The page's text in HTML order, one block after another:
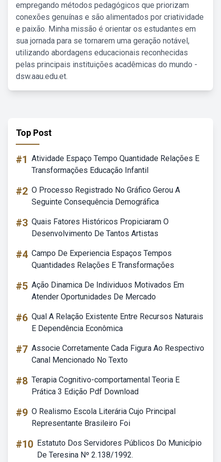
empregando métodos pedagógicos que priorizam
conexões genuínas e são alimentados por criatividade
e paixão. Minha missão é orientar os estudantes em
sua jornada para se tornarem uma geração notável,
utilizando abordagens educacionais reconhecidas
pelas principais instituições acadêmicas do mundo -
dsw.aau.edu.et.
Top Post
#1 Atividade Espaço Tempo Quantidade Relações E
Transformações Educação Infantil
#2 O Processo Registrado No Gráfico Gerou A
Seguinte Consequência Demográfica
#3 Quais Fatores Históricos Propiciaram O
Desenvolvimento De Tantos Artistas
#4 Campo De Experiencia Espaços Tempos
Quantidades Relações E Transformações
#5 Ação Dinamica De Individuos Motivados Em
Atender Oportunidades De Mercado
#6 Qual A Relação Existente Entre Recursos Naturais
E Dependência Econômica
#7 Associe Corretamente Cada Figura Ao Respectivo
Canal Mencionado No Texto
#8 Terapia Cognitivo-comportamental Teoria E
Prática 3 Edição Pdf Download
#9 O Realismo Escola Literária Cujo Principal
Representante Brasileiro Foi
#10 Estatuto Dos Servidores Públicos Do Município
De Teresina Nº 2.138/1992.